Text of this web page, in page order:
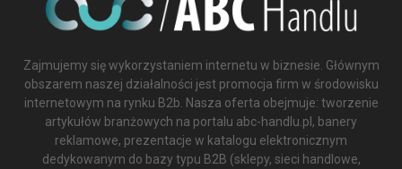
Zajmujemy się wykorzystaniem internetu w biznesie. Głównym
obszarem naszej działalności jest promocja firm w środowisku
internetowym na rynku B2b. Nasza oferta obejmuje: tworzenie
artykułów branżowych na portalu abc-handlu.pl, banery
reklamowe, prezentacje w katalogu elektronicznym
dedykowanym do bazy typu B2B (sklepy, sieci handlowe,